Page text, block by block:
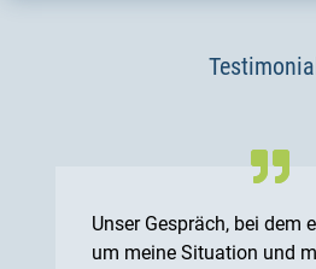
Unser Gespräch, bei dem
um meine Situation und